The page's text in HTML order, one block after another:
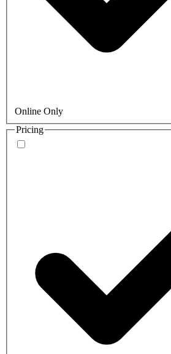
Online Only
Pricing